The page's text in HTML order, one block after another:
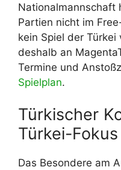
Nationalmannschaft
Partien nicht im
kein Spiel der
deshalb an
Termine und
Spielplan.
Türkischer
Türkei-Fokus
Das Besondere am